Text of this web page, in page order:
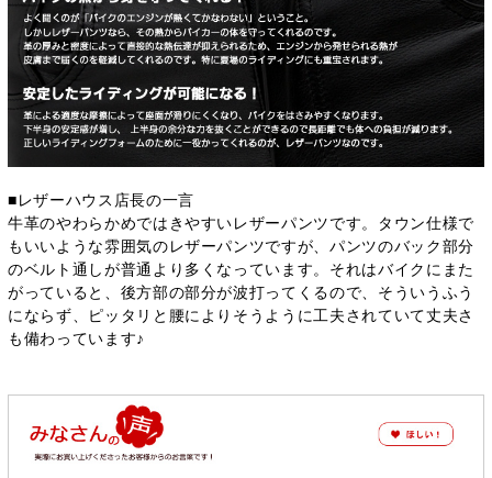
■レザーハウス店長の一言
牛革のやわらかめではきやすいレザーパンツです。タウン仕様で
もいいような雰囲気のレザーパンツですが、パンツのバック部分
のベルト通しが普通より多くなっています。それはバイクにまた
がっていると、後方部の部分が波打ってくるので、そういうふう
にならず、ピッタリと腰によりそうように工夫されていて丈夫さ
も備わっています♪